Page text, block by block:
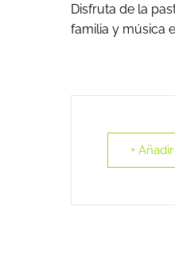
Disfruta de la
familia y música
+